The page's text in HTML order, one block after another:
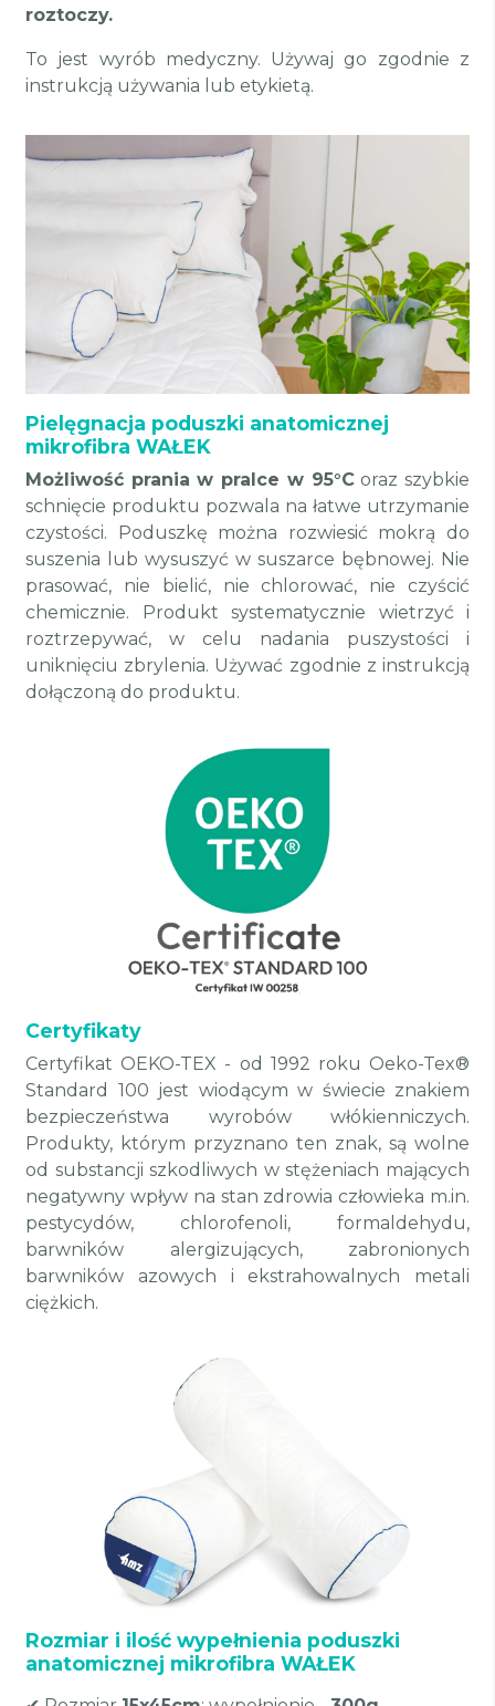
roztoczy.
To jest wyrób medyczny. Używaj go zgodnie z
instrukcją używania lub etykietą.
Pielęgnacja poduszki anatomicznej
mikrofibra WAŁEK
Możliwość prania w pralce w 95°Coraz szybkie
schnięcie produktu pozwala na łatwe utrzymanie
czystości. Poduszkę można rozwiesić mokrą do
suszenia lub wysuszyć w suszarce bębnowej. Nie
prasować, nie bielić, nie chlorować, nie czyścić
chemicznie. Produkt systematycznie wietrzyć i
roztrzepywać, w celu nadania puszystości i
uniknięciu zbrylenia. Używać zgodnie z instrukcją
dołączoną do produktu.
Certyfikaty
Certyfikat OEKO-TEX - od 1992 roku Oeko-Tex®
Standard 100 jest wiodącym w świecie znakiem
bezpieczeństwa wyrobów włókienniczych.
Produkty, którym przyznano ten znak, są wolne
od substancji szkodliwych w stężeniach mających
negatywny wpływ na stan zdrowia człowieka m.in.
pestycydów, chlorofenoli, formaldehydu,
barwników alergizujących, zabronionych
barwników azowych i ekstrahowalnych metali
ciężkich.
Rozmiar i ilość wypełnienia poduszki
anatomicznej mikrofibra WAŁEK